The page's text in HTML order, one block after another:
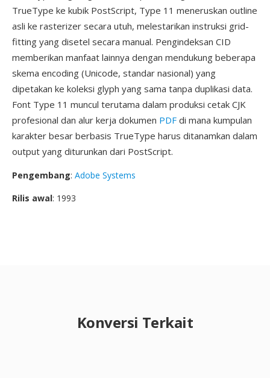
TrueType ke kubik PostScript, Type 11 meneruskan outline
asli ke rasterizer secara utuh, melestarikan instruksi grid-
fitting yang disetel secara manual. Pengindeksan CID
memberikan manfaat lainnya dengan mendukung beberapa
skema encoding (Unicode, standar nasional) yang
dipetakan ke koleksi glyph yang sama tanpa duplikasi data.
Font Type 11 muncul terutama dalam produksi cetak CJK
profesional dan alur kerja dokumen PDF di mana kumpulan
karakter besar berbasis TrueType harus ditanamkan dalam
output yang diturunkan dari PostScript.
Pengembang: Adobe Systems
Rilis awal: 1993
Konversi Terkait